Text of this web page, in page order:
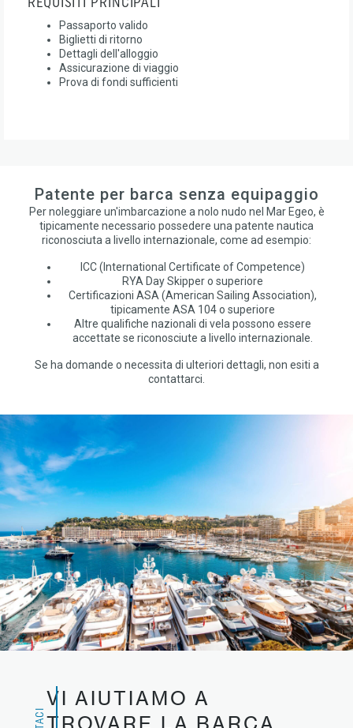
REQUISITI PRINCIPALI
Passaporto valido
Biglietti di ritorno
Dettagli dell'alloggio
Assicurazione di viaggio
Prova di fondi sufficienti
Patente per barca senza equipaggio
Per noleggiare un'imbarcazione a nolo nudo nel Mar Egeo, è
tipicamente necessario possedere una patente nautica
riconosciuta a livello internazionale, come ad esempio:
ICC (International Certificate of Competence)
RYA Day Skipper o superiore
Certificazioni ASA (American Sailing Association),
tipicamente ASA 104 o superiore
Altre qualifiche nazionali di vela possono essere
accettate se riconosciute a livello internazionale.
Se ha domande o necessita di ulteriori dettagli, non esiti a
contattarci.
VI AIUTIAMO A